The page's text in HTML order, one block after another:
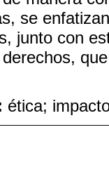
se
junto con
ética;